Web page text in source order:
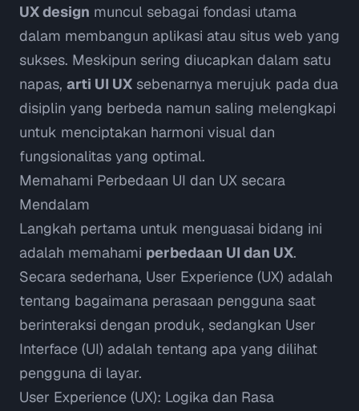
UX design muncul sebagai fondasi utama
dalam membangun aplikasi atau situs web yang
sukses. Meskipun sering diucapkan dalam satu
napas, arti UI UX sebenarnya merujuk pada dua
disiplin yang berbeda namun saling melengkapi
untuk menciptakan harmoni visual dan
fungsionalitas yang optimal.
Memahami Perbedaan UI dan UX secara
Mendalam
Langkah pertama untuk menguasai bidang ini
adalah memahami perbedaan UI dan UX.
Secara sederhana, User Experience (UX) adalah
tentang bagaimana perasaan pengguna saat
berinteraksi dengan produk, sedangkan User
Interface (UI) adalah tentang apa yang dilihat
pengguna di layar.
User Experience (UX): Logika dan Rasa